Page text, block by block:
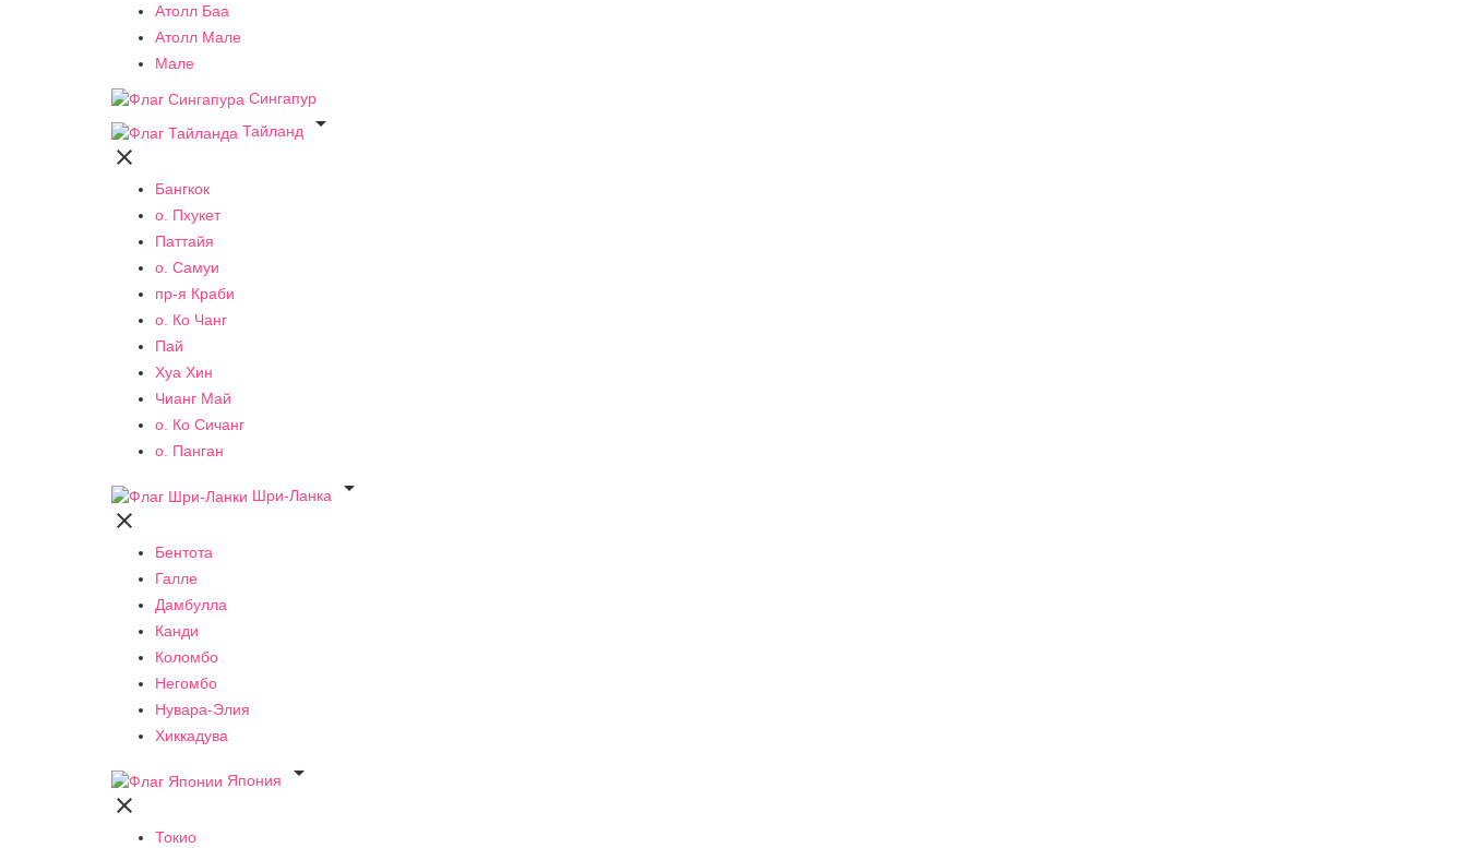
Атолл Баа
Атолл Мале
Мале
Сингапур
Тайланд


Бангкок
о. Пхукет
Паттайя
о. Самуи
пр-я Краби
о. Ко Чанг
Пай
Хуа Хин
Чианг Май
о. Ко Сичанг
о. Панган
Шри-Ланка


Бентота
Галле
Дамбулла
Канди
Коломбо
Негомбо
Нувара-Элия
Хиккадува
Япония


Токио